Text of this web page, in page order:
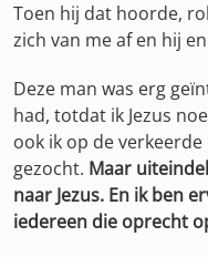
Toen hij dat hoorde,
zich van me af en hij
Deze man was erg
had, totdat ik Jezus
ook ik op de
gezocht. Maar
naar Jezus. En ik ben
iedereen die oprecht